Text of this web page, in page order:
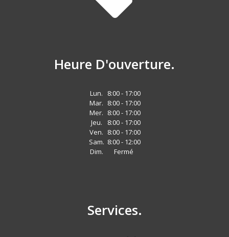
Heure D'ouverture.
Lun.
8:00 - 17:00
Mar. 8:00 - 17:00
Mer. 8:00 - 17:00
Jeu.
8:00 - 17:00
Ven. 8:00 - 17:00
Sam. 8:00 - 12:00
Dim.
Fermé
Services.